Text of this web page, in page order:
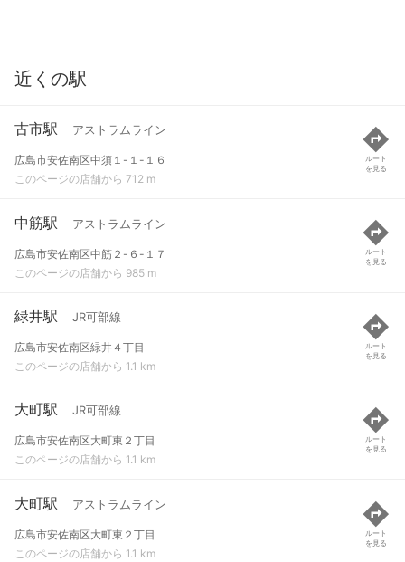
近くの駅
古市駅 アストラムライン
広島市安佐南区中須１-１-１６
このページの店舗から 712 m
ルート
を見る
中筋駅 アストラムライン
広島市安佐南区中筋２-６-１７
このページの店舗から 985 m
ルート
を見る
緑井駅 JR可部線
広島市安佐南区緑井４丁目
このページの店舗から 1.1 km
ルート
を見る
大町駅 JR可部線
広島市安佐南区大町東２丁目
このページの店舗から 1.1 km
ルート
を見る
大町駅 アストラムライン
広島市安佐南区大町東２丁目
このページの店舗から 1.1 km
ルート
を見る